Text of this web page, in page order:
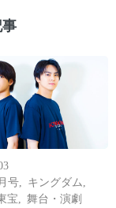
号
キングダム
宝 舞台・演劇